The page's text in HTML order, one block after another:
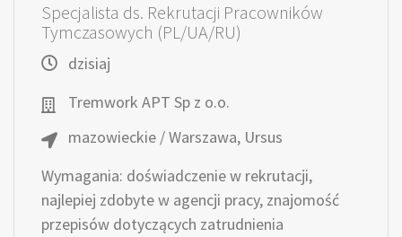
Specjalista ds. Rekrutacji Pracowników
Tymczasowych (PL/UA/RU)
dzisiaj
Tremwork APT Sp z o.o.
mazowieckie / Warszawa, Ursus
Wymagania: doświadczenie w rekrutacji,
najlepiej zdobyte w agencji pracy, znajomość
przepisów dotyczących zatrudnienia